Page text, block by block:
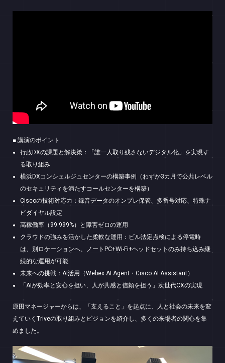
■ 講演のポイント
行政DXの課題と解決策：「誰一人取り残さないデジタル化」を実現す
る取り組み
横浜DXコンシェルジュセンターの構築事例（わずか3カ月で公共レベル
のセキュリティを満たすコールセンターを構築）
Ciscoの技術対応力：録音データのオンプレ保管、多番号対応、特殊ナ
ビダイヤル設定
高稼働率（99.999%）と障害ゼロの運用
クラウドの強みを活かした柔軟な運用：ビル法定点検による停電時
は、別ロケーションへ、ノートPC+Wi-Fi+ヘッドセットのみ持ち込み継
続的な運用が可能
未来への挑戦：AI活用（Webex AI Agent・Cisco AI Assistant）
「AIが効率と安心を担い、人が共感と信頼を担う」次世代CXの実現
原田マネージャーからは、「支えること」を起点に、人と社会の未来を変
えていくTriveの取り組みとビジョンを紹介し、多くの来場者の関心を集
めました。